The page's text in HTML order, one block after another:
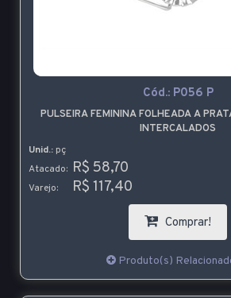
Cód.: P056 P
PULSEIRA FEMININA FOLHEADA A
INTERCALADOS
Unid.: pç
Atacado: R$ 58,70
Varejo: R$ 117,40
Comprar!
Produto(s)